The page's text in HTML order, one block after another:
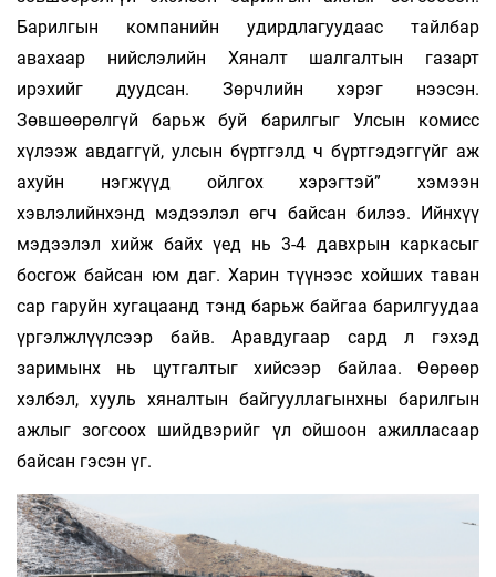
Барилгын компанийн удирдлагуудаас тайлбар
авахаар нийслэлийн Хяналт шалгалтын газарт
ирэхийг дуудсан. Зөрчлийн хэрэг нээсэн.
Зөвшөөрөлгүй барьж буй барилгыг Улсын комисс
хүлээж авдаггүй, улсын бүртгэлд ч бүртгэдэггүйг аж
ахуйн нэгжүүд ойлгох хэрэгтэй” хэмээн
хэвлэлийнхэнд мэдээлэл өгч байсан билээ. Ийнхүү
мэдээлэл хийж байх үед нь 3-4 давхрын каркасыг
босгож байсан юм даг. Харин түүнээс хойших таван
сар гаруйн хугацаанд тэнд барьж байгаа барилгуудаа
үргэлжлүүлсээр байв. Аравдугаар сард л гэхэд
заримынх нь цутгалтыг хийсээр байлаа. Өөрөөр
хэлбэл, хууль хяналтын байгууллагынхны барилгын
ажлыг зогсоох шийдвэрийг үл ойшоон ажилласаар
байсан гэсэн үг.